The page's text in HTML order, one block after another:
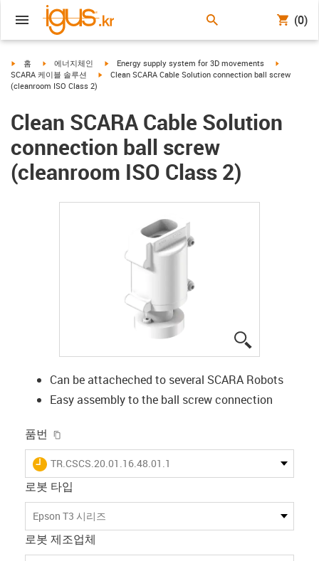
(0)
igus-icon-arrow-right
홈 igus-icon-arrow-right
에너지체인 igus-icon-arrow-right
Energy supply system for 3D movements
SCARA 케이블 솔루션
igus-icon-arrow-right
Clean SCARA Cable Solution connection ball screw
(cleanroom ISO Class 2)
Clean SCARA Cable Solution
connection ball screw
(cleanroom ISO Class 2)
Can be attacheched to several SCARA Robots
Easy assembly to the ball screw connection
품번
igus-icon-lieferzeit
TR.CSCS.20.01.16.48.01.1
로봇 타입
Epson T3 시리즈
로봇 제조업체